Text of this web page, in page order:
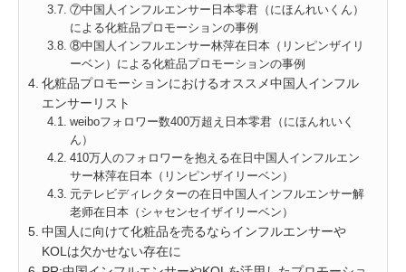
⑦中国人インフルエンサー日本零君（にほんれいくん）
による化粧品プロモーションの事例
⑧中国人インフルエンサー林萍在日本（リンピンザイリ
ーベン）による化粧品プロモーションの事例
化粧品プロモーションにおけるオススメ中国人インフル
エンサーリスト
weiboフォロワー数400万超え日本零君（にほんれいく
ん）
410万人のフォロワーを抱える在日中国人インフルエン
サー林萍在日本（リンピンザイリーベン）
元テレビディレクターの在日中国人インフルエンサー解
老师在日本（シャセンセイザイリーベン）
中国人に向けて化粧品を売るならインフルエンサーや
KOLは欠かせない存在に